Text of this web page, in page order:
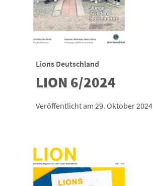
Lions Deutschland
LION 6/2024
Veröffentlicht am 29. Oktober 2024